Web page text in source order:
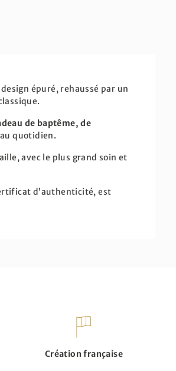
design épuré, rehaussé par un
de baptême, de
quotidien.
avec le plus grand soin et
d’authenticité, est
Création française